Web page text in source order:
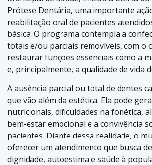
Prótese Dentária, uma importante
reabilitação oral de pacientes
básica. O programa contempla a
totais e/ou parciais removíveis, com o
restaurar funções essenciais como a
e, principalmente, a qualidade de vida
A ausência parcial ou total de dentes
que vão além da estética. Ela pode
nutricionais, dificuldades na fonética,
bem-estar emocional e a convivência
pacientes. Diante dessa realidade, o
oferecer um atendimento que busca
dignidade, autoestima e saúde à